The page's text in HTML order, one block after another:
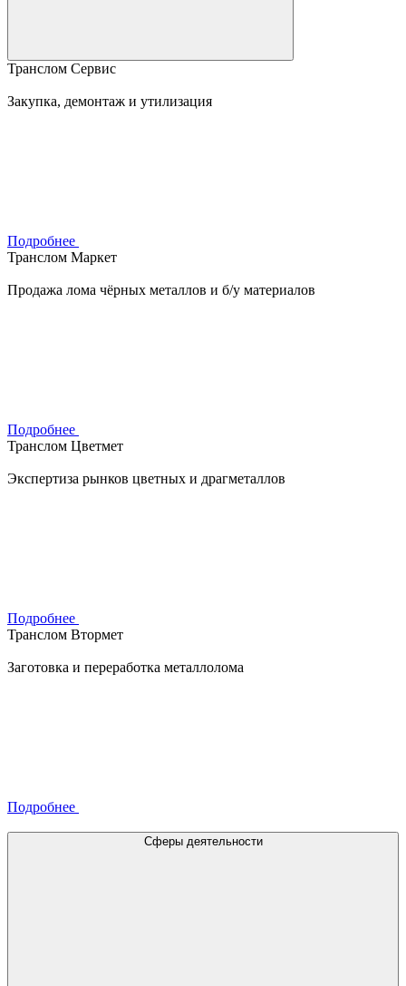
Транслом Сервис
Закупка, демонтаж и утилизация
Подробнее
Транслом Маркет
Продажа лома чёрных металлов и б/у материалов
Подробнее
Транслом Цветмет
Экспертиза рынков цветных и драгметаллов
Подробнее
Транслом Втормет
Заготовка и переработка металлолома
Подробнее
Сферы деятельности